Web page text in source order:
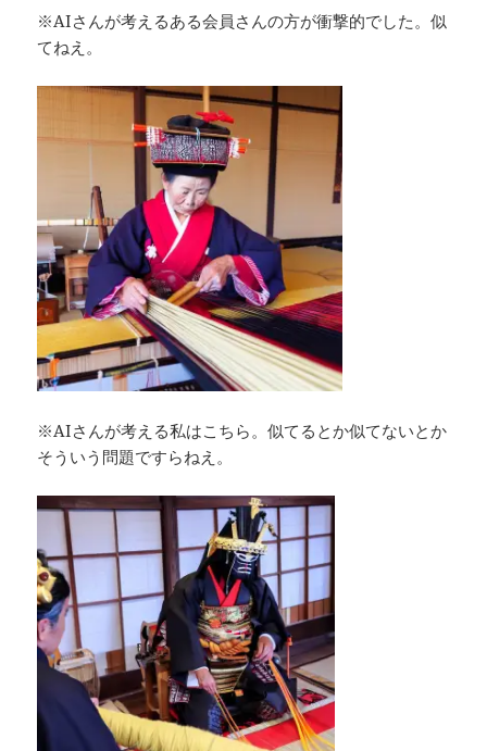
※AIさんが考えるある会員さんの方が衝撃的でした。似
てねえ。
※AIさんが考える私はこちら。似てるとか似てないとか
そういう問題ですらねえ。